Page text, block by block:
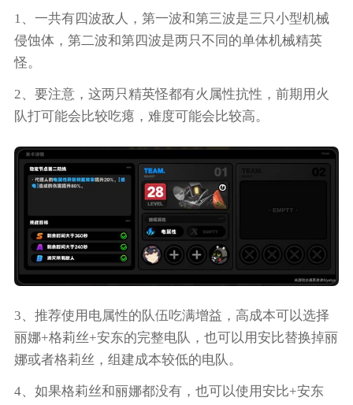
1、一共有四波敌人，第一波和第三波是三只小型机械
侵蚀体，第二波和第四波是两只不同的单体机械精英
怪。
2、要注意，这两只精英怪都有火属性抗性，前期用火
队打可能会比较吃瘪，难度可能会比较高。
3、推荐使用电属性的队伍吃满增益，高成本可以选择
丽娜+格莉丝+安东的完整电队，也可以用安比替换掉丽
娜或者格莉丝，组建成本较低的电队。
4、如果格莉丝和丽娜都没有，也可以使用安比+安东